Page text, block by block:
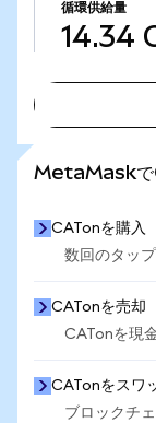
循環供給量
14.34
MetaMaskで
CATonを購入
数回のタッ
CATonを売却
CATonを現
CATonをスワ
ブロックチ